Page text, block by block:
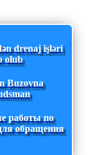
drenaj işləri
olub
Buzovna
работы по
обращения